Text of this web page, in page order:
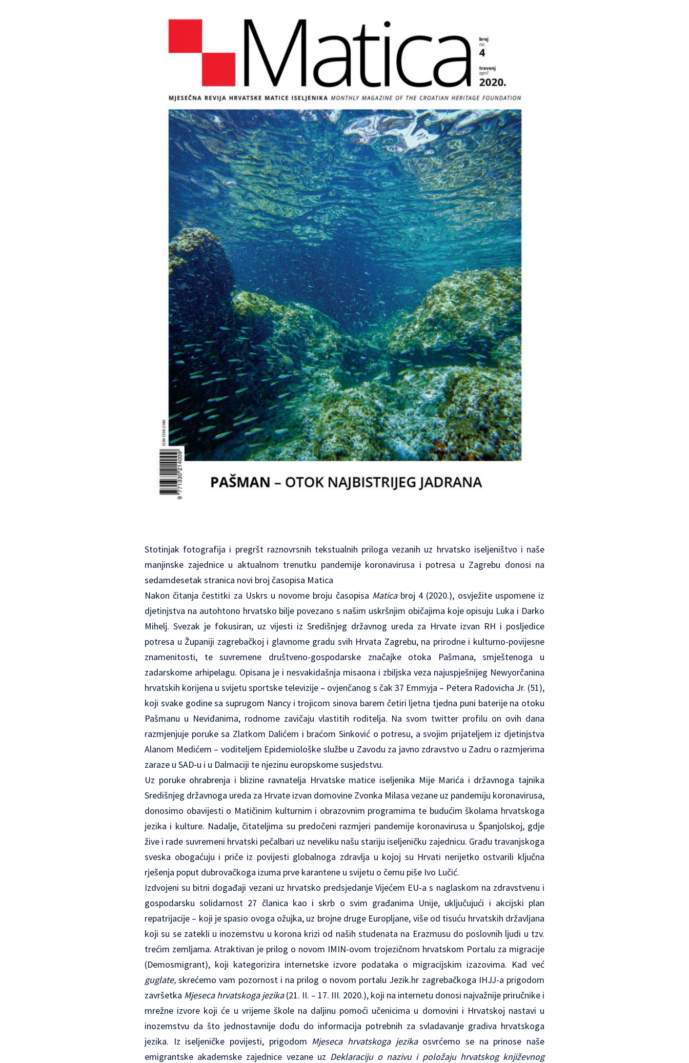
Stotinjak fotografija i pregršt raznovrsnih tekstualnih priloga vezanih uz hrvatsko iseljeništvo i naše
manjinske zajednice u aktualnom trenutku pandemije koronavirusa i potresa u Zagrebu donosi na
sedamdesetak stranica novi broj časopisa Matica
Nakon čitanja čestitki za Uskrs u novome broju časopisa Matica broj 4 (2020.), osvježite uspomene iz
djetinjstva na autohtono hrvatsko bilje povezano s našim uskršnjim običajima koje opisuju Luka i Darko
Mihelj. Svezak je fokusiran, uz vijesti iz Središnjeg državnog ureda za Hrvate izvan RH i posljedice
potresa u Županiji zagrebačkoj i glavnome gradu svih Hrvata Zagrebu, na prirodne i kulturno-povijesne
znamenitosti, te suvremene društveno-gospodarske značajke otoka Pašmana, smještenoga u
zadarskome arhipelagu. Opisana je i nesvakidašnja misaona i zbiljska veza najuspješnijeg Newyorčanina
hrvatskih korijena u svijetu sportske televizije – ovjenčanog s čak 37 Emmyja – Petera Radovicha Jr. (51),
koji svake godine sa suprugom Nancy i trojicom sinova barem četiri ljetna tjedna puni baterije na otoku
Pašmanu u Neviđanima, rodnome zavičaju vlastitih roditelja. Na svom twitter profilu on ovih dana
razmjenjuje poruke sa Zlatkom Dalićem i braćom Sinković o potresu, a svojim prijateljem iz djetinjstva
Alanom Medićem – voditeljem Epidemiološke službe u Zavodu za javno zdravstvo u Zadru o razmjerima
zaraze u SAD-u i u Dalmaciji te njezinu europskome susjedstvu.
Uz poruke ohrabrenja i blizine ravnatelja Hrvatske matice iseljenika Mije Marića i državnoga tajnika
Središnjeg državnoga ureda za Hrvate izvan domovine Zvonka Milasa vezane uz pandemiju koronavirusa,
donosimo obavijesti o Matičinim kulturnim i obrazovnim programima te budućim školama hrvatskoga
jezika i kulture. Nadalje, čitateljima su predočeni razmjeri pandemije koronavirusa u Španjolskoj, gdje
žive i rade suvremeni hrvatski pečalbari uz neveliku našu stariju iseljeničku zajednicu. Građu travanjskoga
sveska obogaćuju i priče iz povijesti globalnoga zdravlja u kojoj su Hrvati nerijetko ostvarili ključna
rješenja poput dubrovačkoga izuma prve karantene u svijetu o čemu piše Ivo Lučić.
Izdvojeni su bitni događaji vezani uz hrvatsko predsjedanje Vijećem EU-a s naglaskom na zdravstvenu i
gospodarsku solidarnost 27 članica kao i skrb o svim građanima Unije, uključujući i akcijski plan
repatrijacije – koji je spasio ovoga ožujka, uz brojne druge Europljane, više od tisuću hrvatskih državljana
koji su se zatekli u inozemstvu u korona krizi od naših studenata na Erazmusu do poslovnih ljudi u tzv.
trećim zemljama. Atraktivan je prilog o novom IMIN-ovom trojezičnom hrvatskom Portalu za migracije
(Demosmigrant), koji kategorizira internetske izvore podataka o migracijskim izazovima. Kad već
guglate, skrećemo vam pozornost i na prilog o novom portalu Jezik.hr zagrebačkoga IHJJ-a prigodom
završetka Mjeseca hrvatskoga jezika(21. II. – 17. III. 2020.), koji na internetu donosi najvažnije priručnike i
mrežne izvore koji će u vrijeme škole na daljinu pomoći učenicima u domovini i Hrvatskoj nastavi u
inozemstvu da što jednostavnije dođu do informacija potrebnih za svladavanje gradiva hrvatskoga
jezika. Iz iseljeničke povijesti, prigodom Mjeseca hrvatskoga jezikaosvrćemo se na prinose naše
emigrantske akademske zajednice vezane uz Deklaraciju o nazivu i položaju hrvatskog književnog